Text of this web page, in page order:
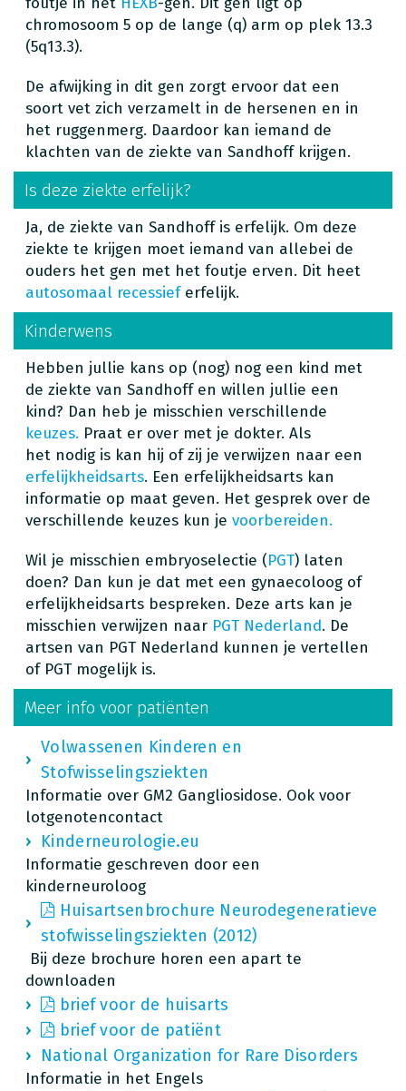
chromosoom 5 op de lange (q) arm op plek 13.3
(5q13.3).
De afwijking in dit gen zorgt ervoor dat een
soort vet zich verzamelt in de hersenen en in
het ruggenmerg. Daardoor kan iemand de
klachten van de ziekte van Sandhoff krijgen.
Is deze ziekte erfelijk?
Ja, de ziekte van Sandhoff is erfelijk. Om deze
ziekte te krijgen moet iemand van allebei de
ouders het gen met het foutje erven. Dit heet
autosomaal recessief erfelijk.
Kinderwens
Hebben jullie kans op (nog) nog een kind met
de ziekte van Sandhoff en willen jullie een
kind? Dan heb je misschien verschillende
keuzes. Praat er over met je dokter. Als
het nodig is kan hij of zij je verwijzen naar een
erfelijkheidsarts. Een erfelijkheidsarts kan
informatie op maat geven. Het gesprek over de
verschillende keuzes kun je voorbereiden.
Wil je misschien embryoselectie (PGT) laten
doen? Dan kun je dat met een gynaecoloog of
erfelijkheidsarts bespreken. Deze arts kan je
misschien verwijzen naar PGT Nederland. De
artsen van PGT Nederland kunnen je vertellen
of PGT mogelijk is.
Meer info voor patiënten
Volwassenen Kinderen en
Stofwisselingsziekten
Informatie over GM2 Gangliosidose. Ook voor
lotgenotencontact
Kinderneurologie.eu
Informatie geschreven door een
kinderneuroloog
Huisartsenbrochure Neurodegeneratieve
stofwisselingsziekten (2012)
Bij deze brochure horen een apart te
downloaden
brief voor de huisarts
brief voor de patiënt
National Organization for Rare Disorders
Informatie in het Engels